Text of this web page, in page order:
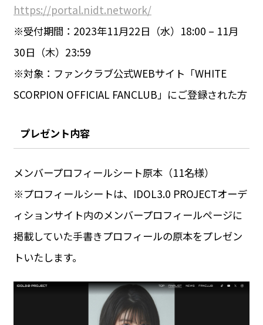
https://portal.nidt.network/
※受付期間：2023年11月22日（水）18:00 – 11月
30日（木）23:59
※対象：ファンクラブ公式WEBサイト「WHITE
SCORPION OFFICIAL FANCLUB」にご登録された方
プレゼント内容
メンバープロフィールシート原本（11名様）
※プロフィールシートは、IDOL3.0 PROJECTオーデ
ィションサイト内のメンバープロフィールページに
掲載していた手書きプロフィールの原本をプレゼン
トいたします。